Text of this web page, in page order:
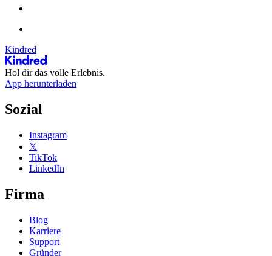
Kindred
Hol dir das volle Erlebnis.
App herunterladen
Sozial
Instagram
𝕏
TikTok
LinkedIn
Firma
Blog
Karriere
Support
Gründer